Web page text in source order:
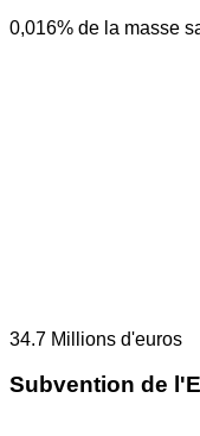
0,016% de la masse
34.7 Millions d'euros
Subvention de